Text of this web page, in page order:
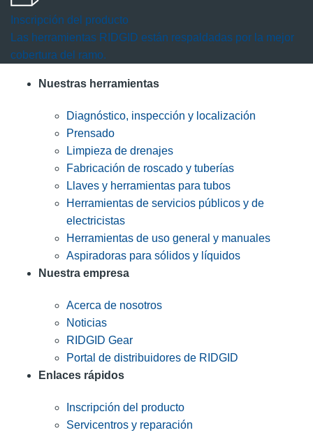
Inscripción del producto
Las herramientas RIDGID están respaldadas por la mejor
cobertura del ramo.
Nuestras herramientas
Diagnóstico, inspección y localización
Prensado
Limpieza de drenajes
Fabricación de roscado y tuberías
Llaves y herramientas para tubos
Herramientas de servicios públicos y de
electricistas
Herramientas de uso general y manuales
Aspiradoras para sólidos y líquidos
Nuestra empresa
Acerca de nosotros
Noticias
RIDGID Gear
Portal de distribuidores de RIDGID
Enlaces rápidos
Inscripción del producto
Servicentros y reparación